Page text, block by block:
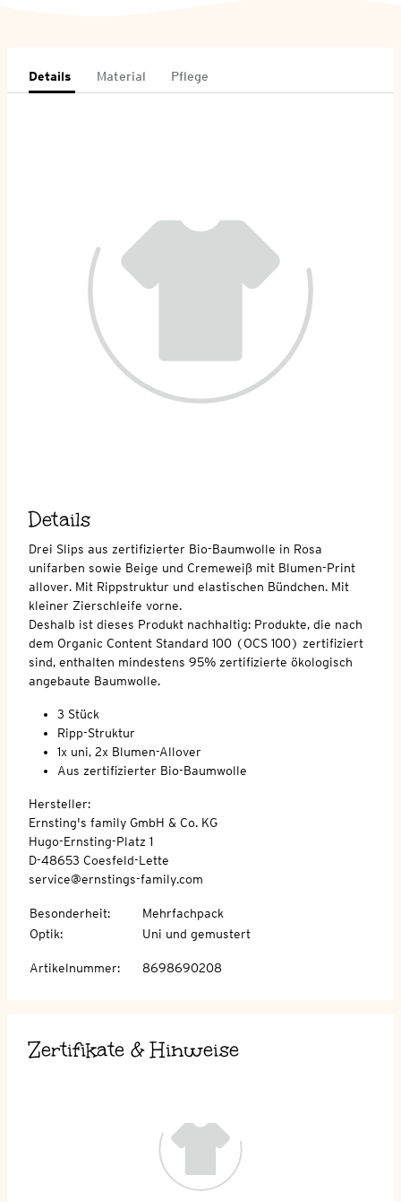
Details Material Pflege
Details
Drei Slips aus zertifizierter Bio-Baumwolle in Rosa
unifarben sowie Beige und Cremeweiß mit Blumen-Print
allover. Mit Rippstruktur und elastischen Bündchen. Mit
kleiner Zierschleife vorne.
Deshalb ist dieses Produkt nachhaltig: Produkte, die nach
dem Organic Content Standard 100 (OCS 100) zertifiziert
sind, enthalten mindestens 95% zertifizierte ökologisch
angebaute Baumwolle.
3 Stück
Ripp-Struktur
1x uni, 2x Blumen-Allover
Aus zertifizierter Bio-Baumwolle
Hersteller:
Ernsting's family GmbH & Co. KG
Hugo-Ernsting-Platz 1
D-48653 Coesfeld-Lette
service@ernstings-family.com
Besonderheit:
Mehrfachpack
Optik: Uni und gemustert
Artikelnummer: 8698690208
Zertifikate & Hinweise